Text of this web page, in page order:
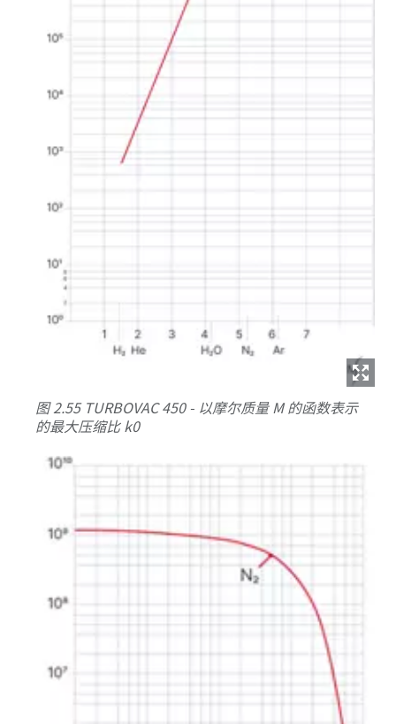
图 2.55 TURBOVAC 450 - 以摩尔质量 M 的函数表示
的最大压缩比 k0